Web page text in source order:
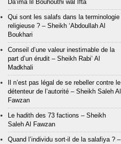
Da’ima lil Bouhouthi wal Ifta
Qui sont les salafs dans la terminologie
religieuse ? – Sheikh ‘Abdoullah Al
Boukhari
Conseil d’une valeur inestimable de la
part d’un érudit – Sheikh Rabi’ Al
Madkhali
Il n’est pas légal de se rebeller contre le
détenteur de l’autorité – Sheikh Saleh Al
Fawzan
Le hadith des 73 factions – Sheikh
Saleh Al Fawzan
Quand l’individu sort-il de la salafiya ? –